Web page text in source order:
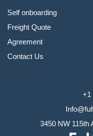
Self onboarding
Freight Quote
Agreement
Contact Us
+1
3450 NW 115th